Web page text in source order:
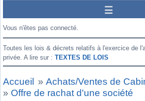
Vous n'êtes pas connecté.
Toutes les lois & décrets relatifs à l'exercice de
privée. A lire sur : TEXTES DE LOIS
Accueil » Achats/Ventes de
» Offre de rachat d'une société